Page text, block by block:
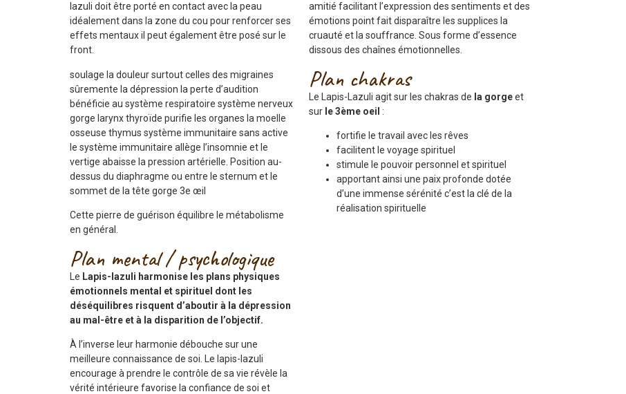
lazuli doit être porté en contact avec la peau
idéalement dans la zone du cou pour renforcer ses
effets mentaux il peut également être posé sur le
front.
soulage la douleur surtout celles des migraines
sûremente la dépression la perte d’audition
bénéficie au système respiratoire système nerveux
gorge larynx thyroïde purifie les organes la moelle
osseuse thymus système immunitaire sans active
le système immunitaire allège l’insomnie et le
vertige abaisse la pression artérielle. Position au-
dessus du diaphragme ou entre le sternum et le
sommet de la tête gorge 3e œil
Cette pierre de guérison équilibre le métabolisme
en général.
Plan mental / psychologique
Le Lapis-lazuli harmonise les plans physiques
émotionnels mental et spirituel dont les
déséquilibres risquent d’aboutir à la dépression
au mal-être et à la disparition de l’objectif.
À l’inverse leur harmonie débouche sur une
meilleure connaissance de soi. Le lapis-lazuli
encourage à prendre le contrôle de sa vie révèle la
vérité intérieure favorise la confiance de soi et
amitié facilitant l’expression des sentiments et des
émotions point fait disparaître les supplices la
cruauté et la souffrance. Sous forme d’essence
dissous des chaînes émotionnelles.
Plan chakras
Le Lapis-Lazuli agit sur les chakras de la gorgeet
sur le 3ème oeil :
fortifie le travail avec les rêves
facilitent le voyage spirituel
stimule le pouvoir personnel et spirituel
apportant ainsi une paix profonde dotée
d’une immense sérénité c’est la clé de la
réalisation spirituelle